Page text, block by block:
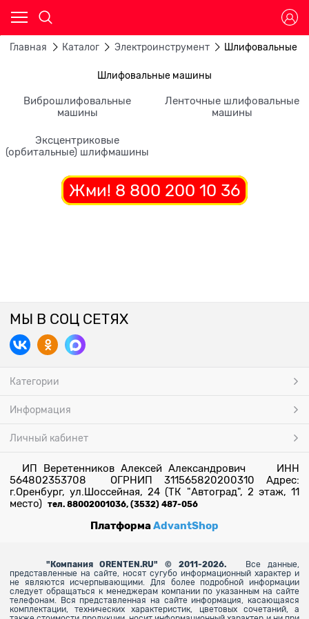
Главная Каталог Электроинструмент Шлифовальные
Шлифовальные машины
Виброшлифовальные
машины
Ленточные шлифовальные
машины
Эксцентриковые
(орбитальные) шлифмашины
Жми! 8 800 200 10 36
МЫ В СОЦ СЕТЯХ
Категории
Информация
Личный кабинет
ИП Веретенников Алексей Александрович ИНН
564802353708 ОГРНИП 311565820200310 Адрес:
г.Оренбург, ул.Шоссейная, 24 (ТК "Автоград", 2 этаж, 11
место) тел. 88002001036, (3532) 487-056
ПлатформаAdvantShop
" Компания ORENTEN.RU" © 2011-2026.
Все данные,
представленные на сайте, носят сугубо информационный характер и
не являются исчерпывающими. Для более подробной информации
следует обращаться к менеджерам компании по указанным на сайте
телефонам. Вся представленная на сайте информация, касающаяся
комплектации, технических характеристик, цветовых сочетаний, а